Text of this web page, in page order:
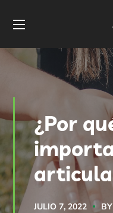
¿Por
JULIO 7, 2022 BY